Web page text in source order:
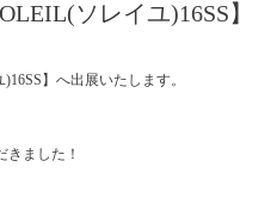
ソレイユ)16SS】
】へ出展いたします。
きました！